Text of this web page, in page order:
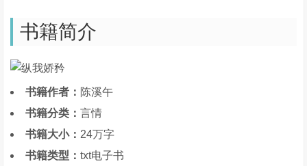
书籍简介
书籍作者： 陈溪午
书籍分类：言情
书籍大小： 24万字
书籍类型：txt电子书